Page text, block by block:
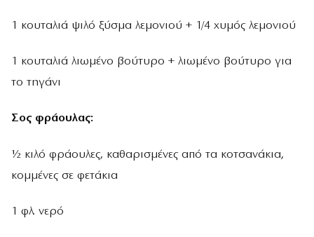
1 κουταλιά ψιλό ξύσμα λεμονιού + 1/4 χυμός λεμονιού
1 κουταλιά λιωμένο βούτυρο + λιωμένο βούτυρο για
το τηγάνι
Σος φράουλας:
½ κιλό φράουλες, καθαρισμένες από τα κοτσανάκια,
κομμένες σε φετάκια
1 φλ. νερό